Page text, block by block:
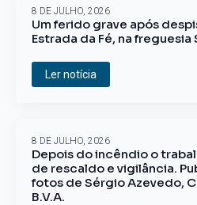
Um ferido grave após
Estrada da Fé, na freguesia
8 DE JULHO, 2026
Ler notícia
Depois do incêndio o
de rescaldo e vigilância.
fotos de Sérgio Azevedo,
B.V.A.
8 DE JULHO, 2026